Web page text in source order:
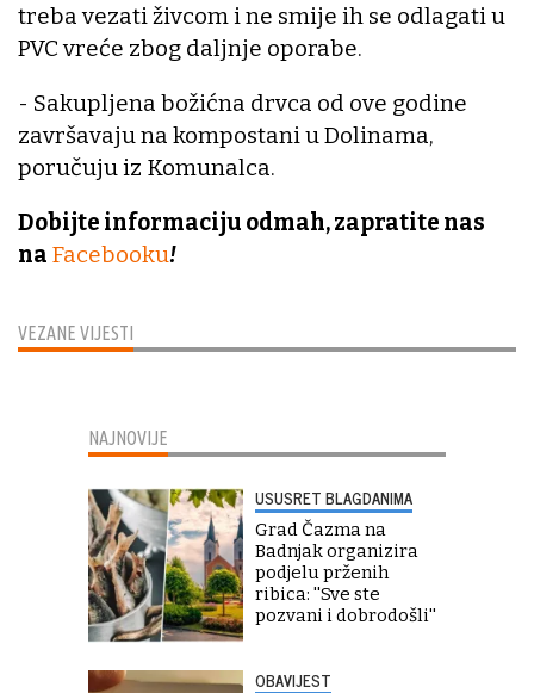
VEZANE VIJESTI
treba vezati živcom i ne smije ih se odlagati u
PVC vreće zbog daljnje oporabe.
- Sakupljena božićna drvca od ove godine
završavaju na kompostani u Dolinama,
poručuju iz Komunalca.
Dobijte informaciju odmah, zapratite nas
na Facebooku!
NAJNOVIJE
USUSRET BLAGDANIMA
Grad Čazma na
Badnjak organizira
podjelu prženih
ribica: ''Sve ste
pozvani i dobrodošli''
OBAVIJEST